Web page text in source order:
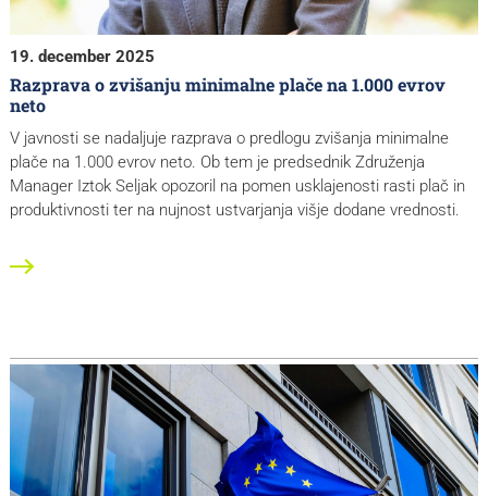
19. december 2025
Razprava o zvišanju minimalne plače na 1.000 evrov
neto
V javnosti se nadaljuje razprava o predlogu zvišanja minimalne
plače na 1.000 evrov neto. Ob tem je predsednik Združenja
Manager Iztok Seljak opozoril na pomen usklajenosti rasti plač in
produktivnosti ter na nujnost ustvarjanja višje dodane vrednosti.